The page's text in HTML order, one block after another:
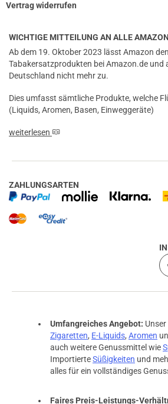
Vertrag widerrufen
WICHTIGE MITTEILUNG AN ALLE
Ab dem 19. Oktober 2023 lässt Amazon
Tabakersatzprodukten bei Amazon.de und
Deutschland nicht mehr zu.
Dies umfasst sämtliche Produkte, welche
(Liquids, Aromen, Basen, Einweggeräte)
weiterlesen
ZAHLUNGSARTEN
Umfangreiches Angebot:
Zigaretten, E-Liquids, Aromen
auch weitere Genussmittel wie
ImportierteSüßigkeiten und
alles für ein vollständiges
Faires Preis-Leistungs-